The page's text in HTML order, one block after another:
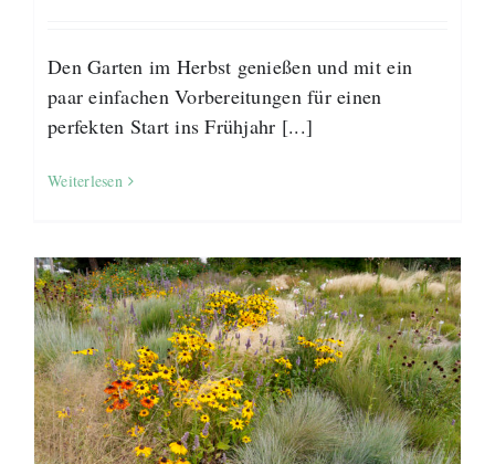
Den Garten im Herbst genießen und mit ein
paar einfachen Vorbereitungen für einen
perfekten Start ins Frühjahr [...]
Weiterlesen